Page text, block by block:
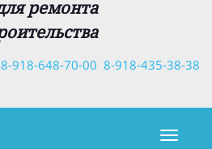
ремонта
8-918-435-38-38
8-918-648-70-00